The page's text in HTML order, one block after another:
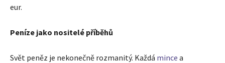
eur.
Peníze jako nositelé příběhů
Svět peněz je nekonečně rozmanitý. Každá mince a